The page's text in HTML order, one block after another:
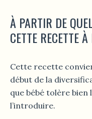
À PARTIR DE
CETTE RECETTE
Cette recette
début de la
que bébé tolère
l’introduire.